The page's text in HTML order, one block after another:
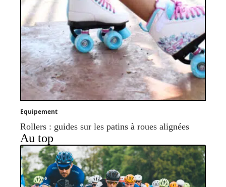
Equipement
Rollers : guides sur les patins à roues alignées
Au top